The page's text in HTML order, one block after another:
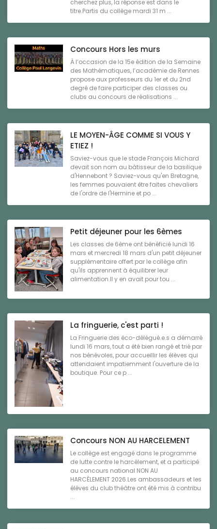
cherchez plus, la réponse est dans le
titre.Partis du collège mardi 31 m ...
Concours Hors les murs
À l’occasion de la 15e édition de la Semaine
des Mathématiques, l’académie de Rennes
propose aux professeurs du 1er et du 2nd
degré de faire participer des classes ou
clubs au concours de réalisations ...
LE MOYEN-ÂGE COMME SI VOUS Y
ETIEZ !
Saviez-vous que le stade François Michard
devait son nom au bâtisseur de la basilique
d'Hennebont ? Saviez-vous qu'en Bretagne,
les femmes pouvaient être faites chevaliers
de l'ordre de l'Hermine et po ...
Petit déjeuner pour les 6èmes
Les classes de 6ème ont bénéficié lundi 16
mars et mercredi 18 mars d'un petit déjeuner
supplémentaire offert par le collège afin
qu'ils apprennent à équilibrer leur
alimentation.Il y en avait pour tou ...
La fringuerie, c'est parti !
La Fringuerie des éco-délégué.e.s a démarré
lundi 16 mars, tout a été bien rangé et trié par
nos bénévoles, pour accueillir les élèves qui
attendaient impatiemment l'ouverture de la
boutique. Pour ce p ...
Concours NON AU HARCELEMENT
Le collège est engagé dans le programme
de lutte contre le harcèlement, et a participé
au concours national NON AU
HARCÈLEMENT 2026.Les ambassadeurs et les
élèves du club théâtre ont été mis à contribu
...